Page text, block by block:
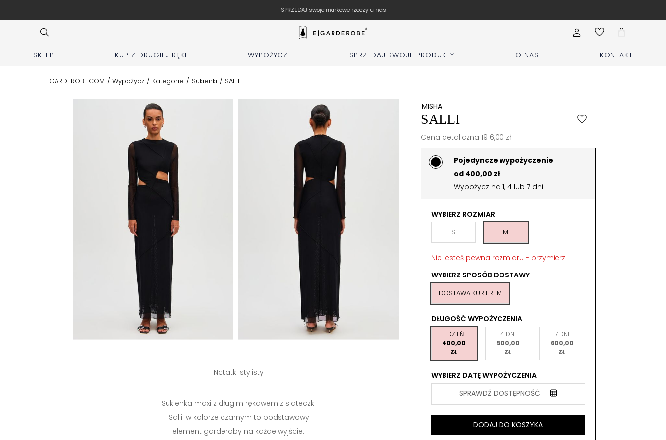
SPRZEDAJ swoje markowe rzeczy u nas
SKLEP KUP Z DRUGIEJ RĘKI WYPOŻYCZ SPRZEDAJ SWOJE PRODUKTY O NAS KONTAKT
E-GARDEROBE.COM / Wypożycz / Kategorie / Sukienki / SALLI
Notatki stylisty
Sukienka maxi z długim rękawem z siateczki
'Salli' w kolorze czarnym to podstawowy
element garderoby na każde wyjście.
MISHA
SALLI
Cena detaliczna 1916,00 zł
Pojedyncze wypożyczenie
od 400,00 zł
Wypożycz na 1, 4 lub 7 dni
WYBIERZ ROZMIAR
S M
Nie jesteś pewna rozmiaru - przymierz
WYBIERZ SPOSÓB DOSTAWY
DOSTAWA KURIEREM
DŁUGOŚĆ WYPOŻYCZENIA
1 DZIEŃ
400,00
ZŁ
4 DNI
500,00
ZŁ
7 DNI
600,00
ZŁ
WYBIERZ DATĘ WYPOŻYCZENIA
SPRAWDŹ DOSTĘPNOŚĆ
DODAJ DO KOSZYKA